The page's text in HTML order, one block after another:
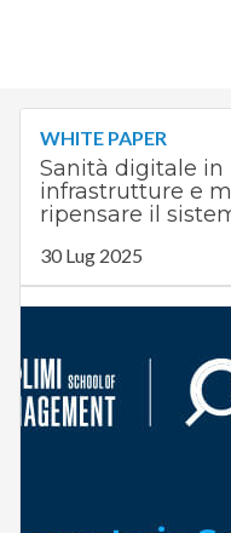
WHITE PAPER
Sanità digitale in
infrastrutture e
ripensare il
30 Lug 2025